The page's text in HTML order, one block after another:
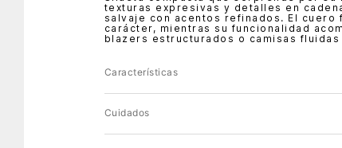
texturas expresivas y detalles en
salvaje con acentos refinados. El
carácter, mientras su funcionalidad
blazers estructurados o camisas
Características
Cuidados